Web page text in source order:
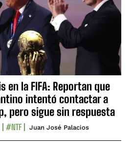
en la FIFA: Reportan que
intentó contactar a
pero sigue sin respuesta
#NTF Juan José Palacios